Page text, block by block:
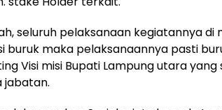
seluruh pelaksanaan kegiatannya di
buruk maka pelaksanaannya pasti
Visi misi Bupati Lampung utara
jabatan.